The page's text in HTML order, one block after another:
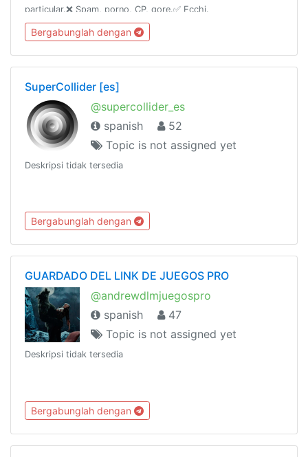
particular.❌ Spam, porno, CP, gore.✅ Ecchi.
Bergabunglah dengan
SuperCollider [es]
@supercollider_es
spanish
52
Topic is not assigned yet
Deskripsi tidak tersedia
Bergabunglah dengan
GUARDADO DEL LINK DE JUEGOS PRO
@andrewdlmjuegospro
spanish
47
Topic is not assigned yet
Deskripsi tidak tersedia
Bergabunglah dengan